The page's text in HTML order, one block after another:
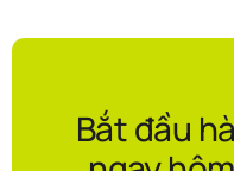
Bắt đầu